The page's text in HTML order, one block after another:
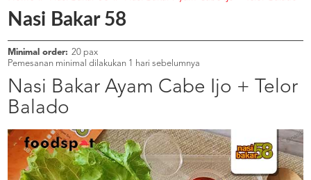
OUR
COMPANY
KATA
MEREKA
KATALOG
LOYALTY
FAQ
ABOUT
US
Nasi Bakar 58
Minimal order: 20 pax
Pemesanan minimal dilakukan 1 hari sebelumnya
Nasi Bakar Ayam Cabe Ijo + Telor
Balado